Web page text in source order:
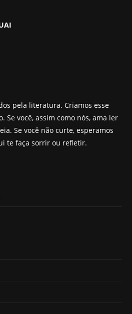
pela literatura. Criamos esse
Se você, assim como nós, ama ler
Se você não curte, esperamos
te faça sorrir ou refletir.